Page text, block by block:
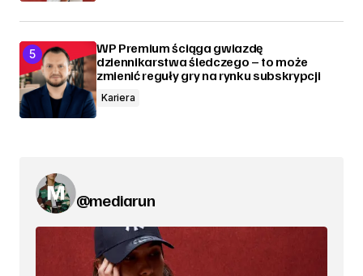
WP Premium ściąga gwiazdę
dziennikarstwa śledczego – to może
zmienić reguły gry na rynku subskrypcji
Kariera
@mediarun